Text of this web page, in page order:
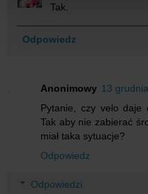
Tak.
Odpowiedz
Anonimowy 13
Pytanie, czy velo daje
Tak aby nie zabierać
miał taka sytuacje?
Odpowiedz
Odpowiedzi